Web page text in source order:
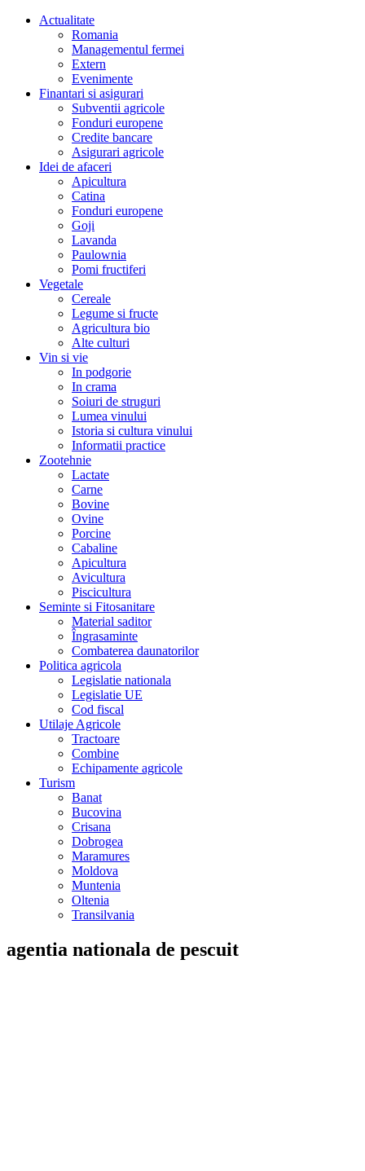
Actualitate
Romania
Managementul fermei
Extern
Evenimente
Finantari si asigurari
Subventii agricole
Fonduri europene
Credite bancare
Asigurari agricole
Idei de afaceri
Apicultura
Catina
Fonduri europene
Goji
Lavanda
Paulownia
Pomi fructiferi
Vegetale
Cereale
Legume si fructe
Agricultura bio
Alte culturi
Vin si vie
In podgorie
In crama
Soiuri de struguri
Lumea vinului
Istoria si cultura vinului
Informatii practice
Zootehnie
Lactate
Carne
Bovine
Ovine
Porcine
Cabaline
Apicultura
Avicultura
Piscicultura
Seminte si Fitosanitare
Material saditor
Îngrasaminte
Combaterea daunatorilor
Politica agricola
Legislatie nationala
Legislatie UE
Cod fiscal
Utilaje Agricole
Tractoare
Combine
Echipamente agricole
Turism
Banat
Bucovina
Crisana
Dobrogea
Maramures
Moldova
Muntenia
Oltenia
Transilvania
agentia nationala de pescuit